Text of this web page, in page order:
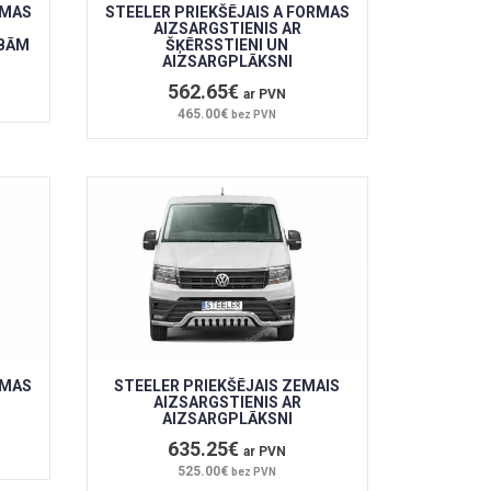
STEELER PRIEKŠĒJAIS A FORMAS
AIZSARGSTIENIS AR
ŠĶĒRSSTIENI UN
AIZSARGPLĀKSNI
562.65€ar PVN
465.00€bez PVN
STEELER PRIEKŠĒJAIS ZEMAIS
AIZSARGSTIENIS AR
AIZSARGPLĀKSNI
635.25€ar PVN
525.00€bez PVN